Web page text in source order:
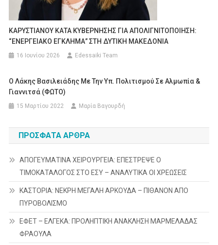
ΚΑΡΥΣΤΙΑΝΟΥ ΚΑΤΑ ΚΥΒΕΡΝΗΣΗΣ ΓΙΑ ΑΠΟΛΙΓΝΙΤΟΠΟΙΗΣΗ:
“ΕΝΕΡΓΕΙΑΚΟ ΕΓΚΛΗΜΑ” ΣΤΗ ΔΥΤΙΚΗ ΜΑΚΕΔΟΝΙΑ
16 Ιουνίου 2026 Edessaiki Team
Ο Λάκης Βασιλειάδης Με Την Υπ. Πολιτισμού Σε Αλμωπία &
Γιαννιτσά (ΦΩΤΟ)
15 Μαρτίου 2022 Μαρία Βαγουρδή
ΠΡΌΣΦΑΤΑ ΆΡΘΡΑ
ΑΠΟΓΕΥΜΑΤΙΝΑ ΧΕΙΡΟΥΡΓΕΙΑ: ΕΠΕΣΤΡΕΨΕ Ο
ΤΙΜΟΚΑΤΑΛΟΓΟΣ ΣΤΟ ΕΣΥ – ΑΝΑΛΥΤΙΚΑ ΟΙ ΧΡΕΩΣΕΙΣ
ΚΑΣΤΟΡΙΑ: ΝΕΚΡΗ ΜΕΓΑΛΗ ΑΡΚΟΥΔΑ – ΠΙΘΑΝΟΝ ΑΠΟ
ΠΥΡΟΒΟΛΙΣΜΟ
ΕΦΕΤ – ΕΛΓΕΚΑ: ΠΡΟΛΗΠΤΙΚΗ ΑΝΑΚΛΗΣΗ ΜΑΡΜΕΛΑΔΑΣ
ΦΡΑΟΥΛΑ